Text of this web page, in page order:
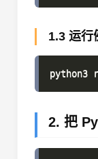
1.3 运行
2. 把